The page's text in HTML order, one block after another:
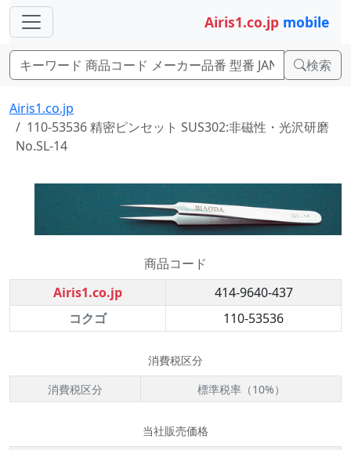
Airis1.co.jp mobile
検索
Airis1.co.jp
110-53536 精密ピンセット SUS302:非磁性・光沢研磨
No.SL-14
商品コード
Airis1.co.jp
414-9640-437
コクゴ
110-53536
消費税区分
消費税区分
標準税率（10%）
当社販売価格